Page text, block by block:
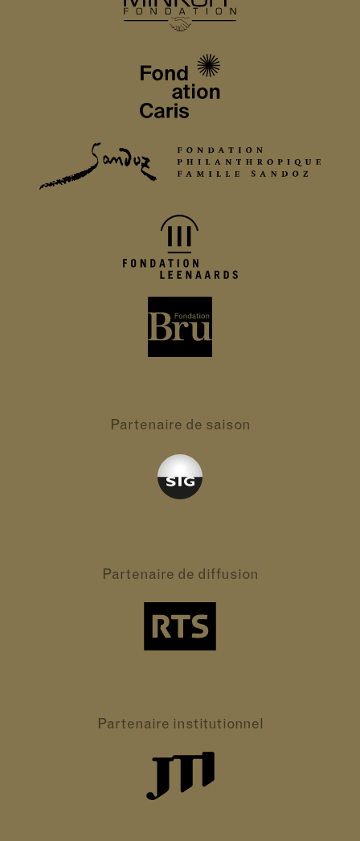
Partenaire de saison
Partenaire de diffusion
Partenaire institutionnel